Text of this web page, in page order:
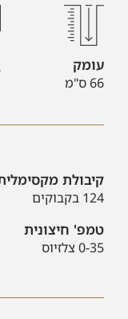
עומק
66 ס"מ
קיבולת
124 בקבוקים
טמפ' חיצונית
0-35 צלזיוס